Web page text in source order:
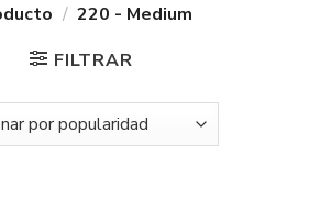
/ 220 - Medium
FILTRAR